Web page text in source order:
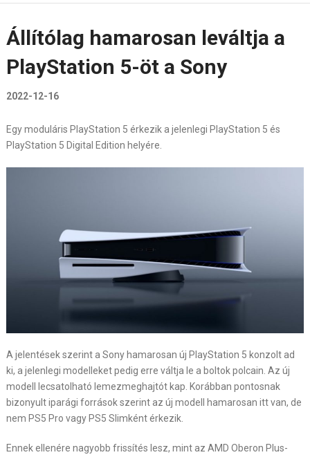
Állítólag hamarosan leváltja a
PlayStation 5-öt a Sony
2022-12-16
Egy moduláris PlayStation 5 érkezik a jelenlegi PlayStation 5 és
PlayStation 5 Digital Edition helyére.
A jelentések szerint a Sony hamarosan új PlayStation 5 konzolt ad
ki, a jelenlegi modelleket pedig erre váltja le a boltok polcain. Az új
modell lecsatolható lemezmeghajtót kap. Korábban pontosnak
bizonyult iparági források szerint az új modell hamarosan itt van, de
nem PS5 Pro vagy PS5 Slimként érkezik.
Ennek ellenére nagyobb frissítés lesz, mint az AMD Oberon Plus-